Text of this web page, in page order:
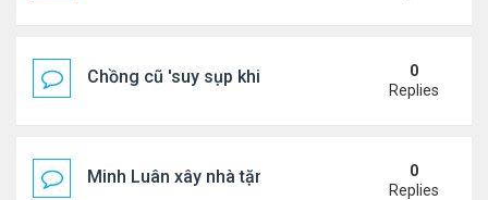
Chồng cũ 'suy sụp khi biết tin Nicole Kidman có
0
Replies
Minh Luân xây nhà tặng cha mẹ
0
Replies